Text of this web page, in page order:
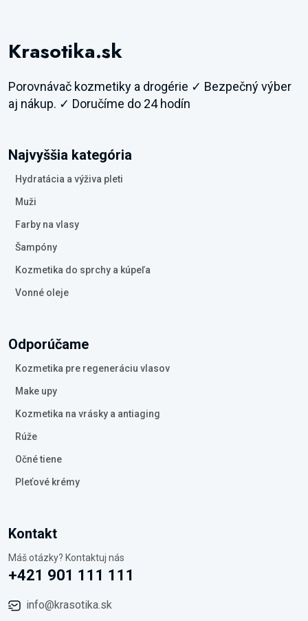
Krasotika.sk
Porovnávač kozmetiky a drogérie ✓ Bezpečný výber
aj nákup. ✓ Doručíme do 24 hodín
Najvyššia kategória
Hydratácia a výživa pleti
Muži
Farby na vlasy
Šampóny
Kozmetika do sprchy a kúpeľa
Vonné oleje
Odporúčame
Kozmetika pre regeneráciu vlasov
Make upy
Kozmetika na vrásky a antiaging
Rúže
Očné tiene
Pleťové krémy
Kontakt
Máš otázky? Kontaktuj nás
+421 901 111 111
info@krasotika.sk